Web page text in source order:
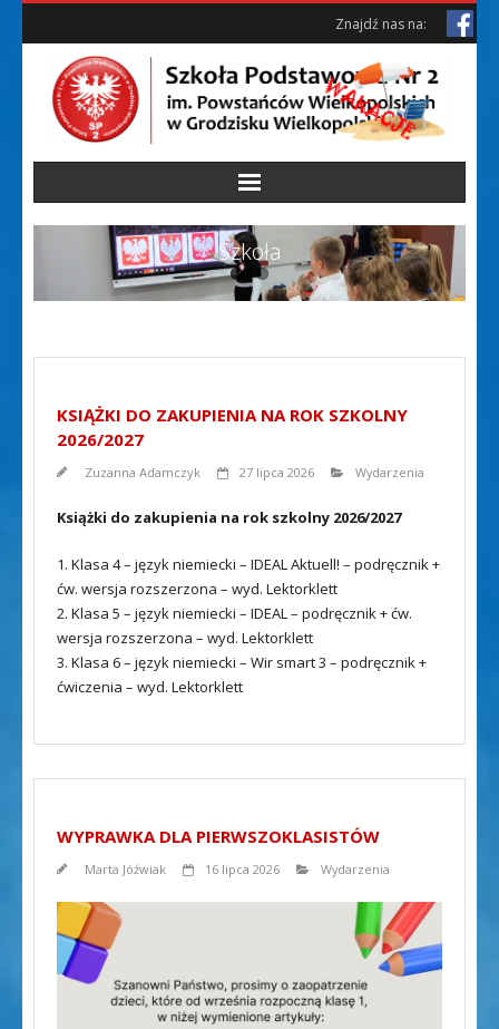
Skip
Skip
Znajdź nas na:
Szkoła
KSIĄŻKI DO ZAKUPIENIA NA ROK SZKOLNY
2026/2027
Zuzanna Adamczyk 27 lipca 2026 Wydarzenia
Książki do zakupienia na rok szkolny 2026/2027
1. Klasa 4 – język niemiecki – IDEAL Aktuell! – podręcznik +
ćw. wersja rozszerzona – wyd. Lektorklett
2. Klasa 5 – język niemiecki – IDEAL – podręcznik + ćw.
wersja rozszerzona – wyd. Lektorklett
3. Klasa 6 – język niemiecki – Wir smart 3 – podręcznik +
ćwiczenia – wyd. Lektorklett
WYPRAWKA DLA PIERWSZOKLASISTÓW
Marta Jóźwiak 16 lipca 2026 Wydarzenia